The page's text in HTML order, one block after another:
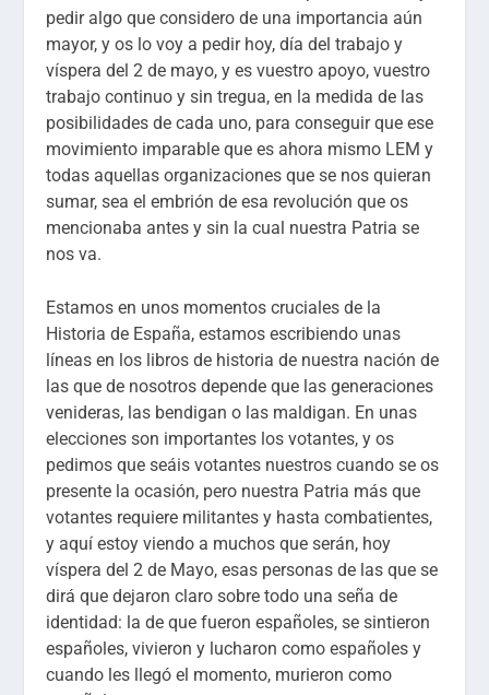
pedir algo que considero de una importancia aún
mayor, y os lo voy a pedir hoy, día del trabajo y
víspera del 2 de mayo, y es vuestro apoyo, vuestro
trabajo continuo y sin tregua, en la medida de las
posibilidades de cada uno, para conseguir que ese
movimiento imparable que es ahora mismo LEM y
todas aquellas organizaciones que se nos quieran
sumar, sea el embrión de esa revolución que os
mencionaba antes y sin la cual nuestra Patria se
nos va.
Estamos en unos momentos cruciales de la
Historia de España, estamos escribiendo unas
líneas en los libros de historia de nuestra nación de
las que de nosotros depende que las generaciones
venideras, las bendigan o las maldigan. En unas
elecciones son importantes los votantes, y os
pedimos que seáis votantes nuestros cuando se os
presente la ocasión, pero nuestra Patria más que
votantes requiere militantes y hasta combatientes,
y aquí estoy viendo a muchos que serán, hoy
víspera del 2 de Mayo, esas personas de las que se
dirá que dejaron claro sobre todo una seña de
identidad: la de que fueron españoles, se sintieron
españoles, vivieron y lucharon como españoles y
cuando les llegó el momento, murieron como